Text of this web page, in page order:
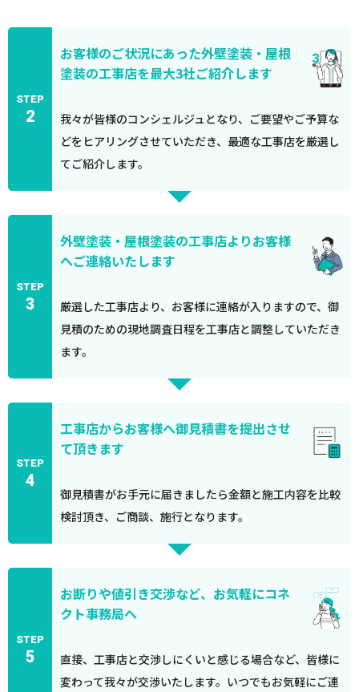
STEP
2
お客様のご状況にあった外壁塗装・屋根
塗装の工事店を最大3社ご紹介します
我々が皆様のコンシェルジュとなり、ご要望やご予算な
どをヒアリングさせていただき、最適な工事店を厳選し
てご紹介します。
STEP
3
外壁塗装・屋根塗装の工事店よりお客様
へご連絡いたします
厳選した工事店より、お客様に連絡が入りますので、御
見積のための現地調査日程を工事店と調整していただき
ます。
STEP
4
工事店からお客様へ御見積書を提出させ
て頂きます
御見積書がお手元に届きましたら金額と施工内容を比較
検討頂き、ご商談、施行となります。
STEP
5
お断りや値引き交渉など、お気軽にコネ
クト事務局へ
直接、工事店と交渉しにくいと感じる場合など、皆様に
変わって我々が交渉いたします。いつでもお気軽にご連